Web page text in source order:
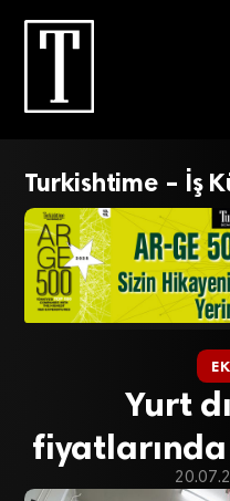
Turkishtime – İş
Yurt
fiyatlarında